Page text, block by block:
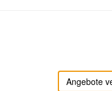
Angebote